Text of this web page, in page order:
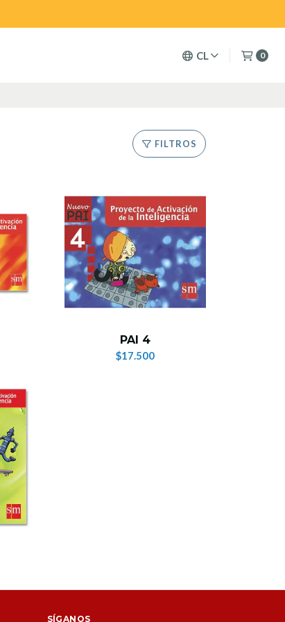
CL 0
FILTROS
PAI 4
$17.500
SÍGANOS